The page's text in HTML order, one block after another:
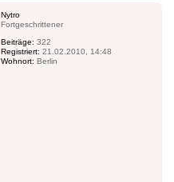
Nytro
Fortgeschrittener
Beiträge: 322
Registriert: 21.02.2010, 14:48
Wohnort: Berlin